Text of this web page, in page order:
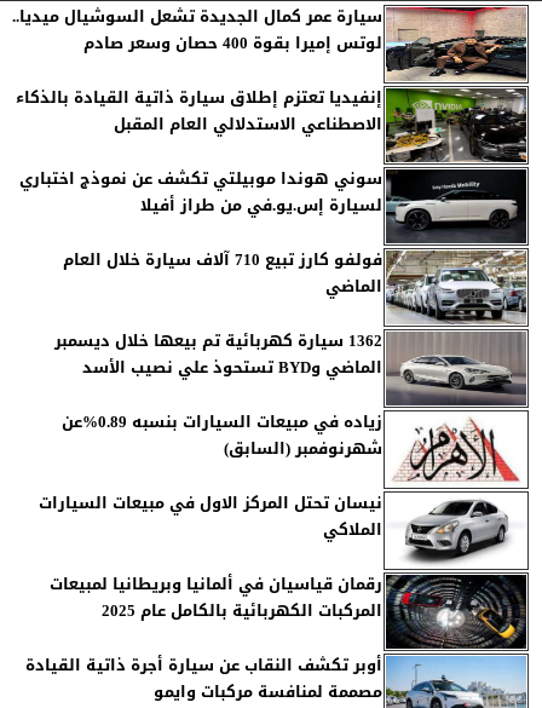
سيارة عمر كمال الجديدة تشعل السوشيال ميديا..
لوتس إميرا بقوة 400 حصان وسعر صادم
إنفيديا تعتزم إطلاق سيارة ذاتية القيادة بالذكاء
الاصطناعي الاستدلالي العام المقبل
سوني هوندا موبيلتي تكشف عن نموذج اختباري
لسيارة إس.يو.في من طراز أفيلا
فولفو كارز تبيع 710 آلاف سيارة خلال العام
الماضي
1362 سيارة كهربائية تم بيعها خلال ديسمبر
الماضي وBYD تستحوذ علي نصيب الأسد
زياده في مبيعات السيارات بنسبه 0.89%عن
شهرنوفمبر (السابق)
نيسان تحتل المركز الاول في مبيعات السيارات
الملاكي
رقمان قياسيان في ألمانيا وبريطانيا لمبيعات
المركبات الكهربائية بالكامل عام 2025
أوبر تكشف النقاب عن سيارة أجرة ذاتية القيادة
مصممة لمنافسة مركبات وايمو